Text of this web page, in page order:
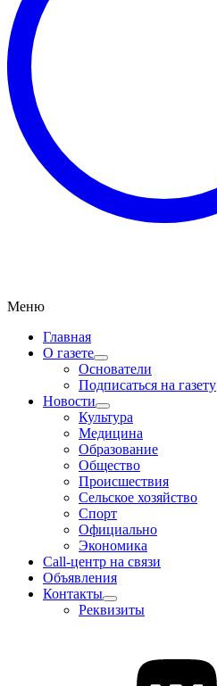
Меню
Главная
О газете
Основатели
Подписаться на газету
Новости
Культура
Медицина
Образование
Общество
Происшествия
Сельское хозяйство
Спорт
Официально
Экономика
Call-центр на связи
Объявления
Контакты
Реквизиты